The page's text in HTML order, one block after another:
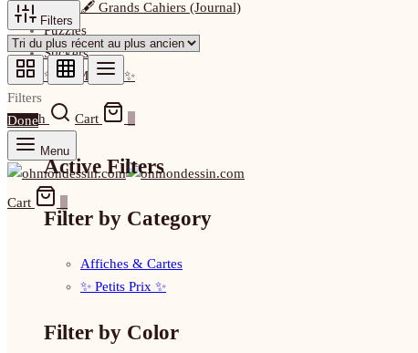
🖋️ Grands Cahiers (Journal)
Puzzles
Stickers
✨ La Marque ✨
Search Cart
Menu
Cart
Filters
Filters
Done
Active Filters
Filter by Category
Affiches & Cartes
✨ Petits Prix ✨
Filter by Color